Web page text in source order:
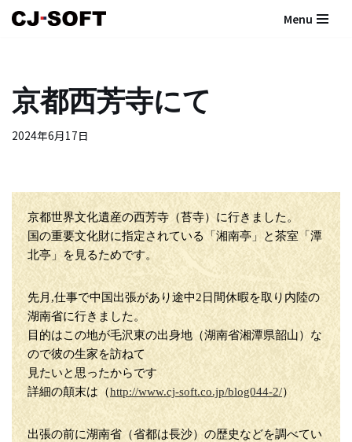
ン
ツ
へ
ッ
Menu
京都西芳寺にて
2024年6月17日
京都世界文化遺産の西芳寺（苔寺）に行きました。
国の重要文化財に指定されている「湘南亭」と茶室「潭
北亭」を見るためです。
先月,仕事で中国出張があり途中2日間休暇を取り内陸の
湖南省に行きました。
目的はこの地が毛沢東の出身地（湖南省湘潭県韶山）な
ので彼の生家を訪ねて
見たいと思ったからです
詳細の顛末は（http://www.cj-soft.co.jp/blog044-2/）
出張の前に湖南省（省都は長沙）の歴史などを調べてい